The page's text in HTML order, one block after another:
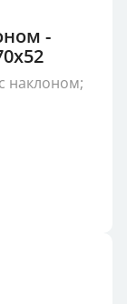
-
наклоном;